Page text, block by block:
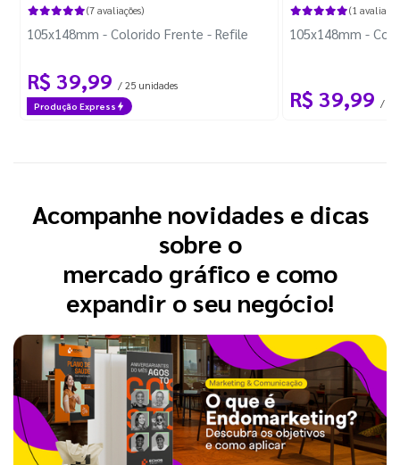
(7 avaliações)
105x148mm - Colorido Frente - Refile
R$ 39,99 / 25 unidades
Produção Express
(1
105x148mm -
R$ 39,99 / 25
Acompanhe novidades e dicas
sobre o
mercado gráfico e como
expandir o seu negócio!